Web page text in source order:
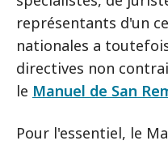
représentants d'un
nationales a
directives non
le Manuel de San
Pour l'essentiel, le